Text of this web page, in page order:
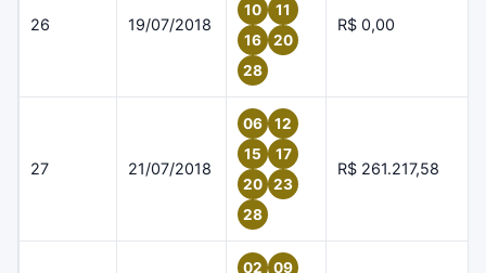
26 19/07/2018
10
11
16
20
28
R$ 0,00
27 21/07/2018
06
12
15
17
20
23
28
R$ 261.217,58
02
09